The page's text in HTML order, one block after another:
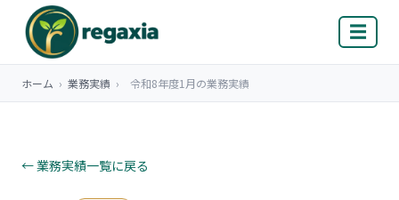
☰
ホーム › 業務実績 › 令和8年度1月の業務実績
← 業務実績一覧に戻る